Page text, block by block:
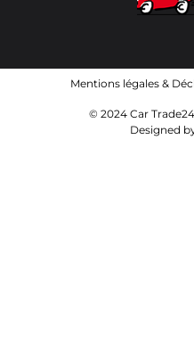
Mentions légales&
© 2024 Car
Designed